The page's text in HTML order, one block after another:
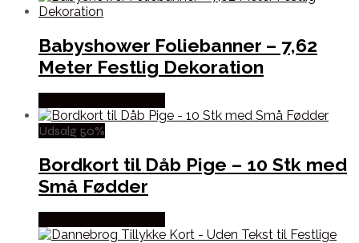
Babyshower Foliebanner – 7,62
Meter Festlig Dekoration
Udsalg 50%
Bordkort til Dåb Pige – 10 Stk med
Små Fødder